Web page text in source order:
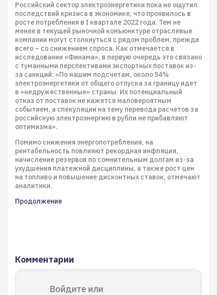
Российский сектор электроэнергетики пока не ощутил
последствий кризиса в экономике, что проявилось в
росте потребления в I квартале 2022 года. Тем не
менее в текущей рыночной конъюнктуре отраслевые
компании могут столкнуться с рядом проблем, прежде
всего – со снижением спроса. Как отмечается в
исследовании «Финама», в первую очередь это связано
с туманными перспективами экспортных поставок из-
за санкций: «По нашим подсчетам, около 54%
электроэнергетики от общего отпуска за границу идет
в «недружественные» страны. Их потенциальный
отказ от поставок не кажется маловероятным
событием, а спекуляции на тему перевода расчетов за
российскую электроэнергию в рубли не прибавляют
оптимизма».
Помимо снижения энергопотребления, на
рентабельность повлияют рекордная инфляция,
начисление резервов по сомнительным долгам из-за
ухудшения платежной дисциплины, а также рост цен
на топливо и повышение дисконтных ставок, отмечают
аналитики.
Продолжение
Комментарии
Войдите или